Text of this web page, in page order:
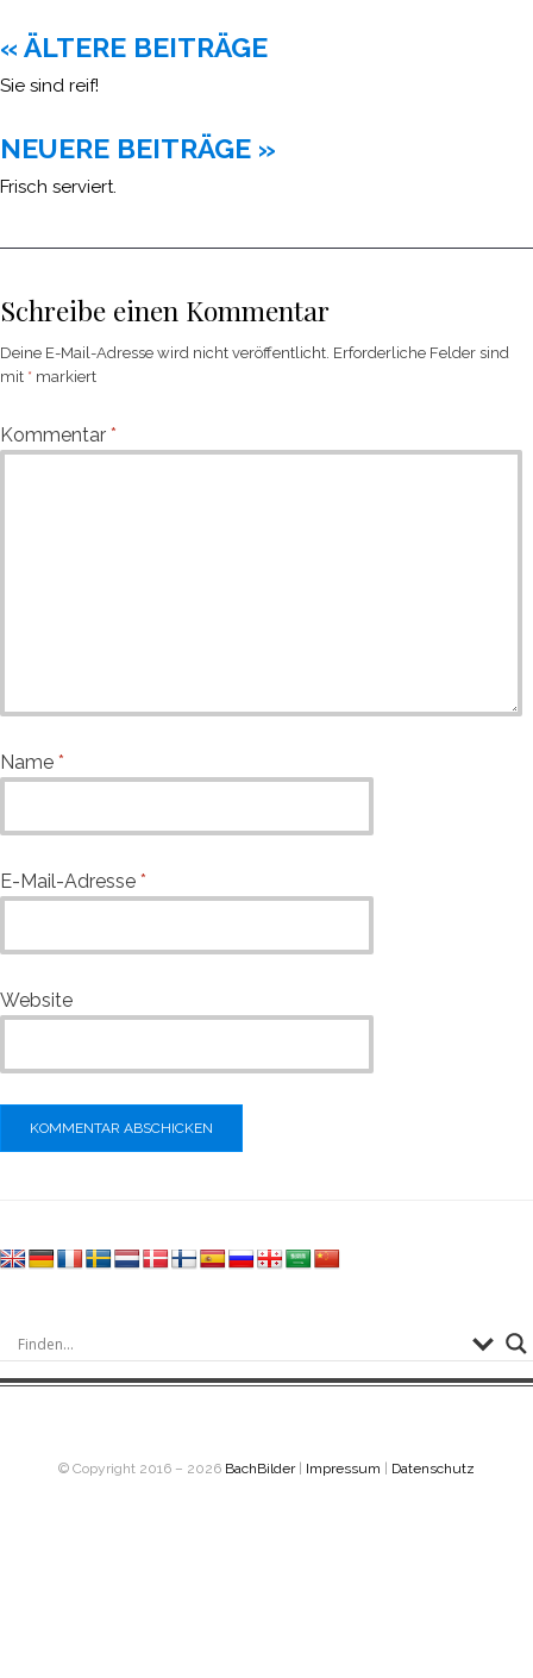
Beitragsnavigation
« ÄLTERE BEITRÄGE
Sie sind reif!
NEUERE BEITRÄGE »
Frisch serviert.
Schreibe einen Kommentar
Deine E-Mail-Adresse wird nicht veröffentlicht. Erforderliche Felder sind
mit * markiert
Kommentar *
Name *
E-Mail-Adresse *
Website
© Copyright 2016 – 2026 BachBilder| Impressum Datenschutz